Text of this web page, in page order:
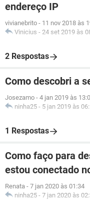
endereço IP
vivianebrito - 11 nov 2018 às
Vinicius - 24 set 2019 às
2 Respostas
Como descobri a
Josezamo - 4 jan 2019 às
ninha25 - 5 jan 2019 às
1 Respostas
Como faço para
estou conectado
Renata - 7 jan 2020 às 01:34
ninha25 - 7 jan 2020 às